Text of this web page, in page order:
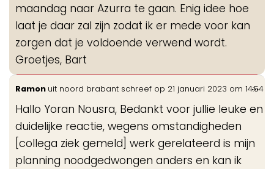
maandag naar Azurra te gaan. Enig idee hoe
laat je daar zal zijn zodat ik er mede voor kan
zorgen dat je voldoende verwend wordt.
Groetjes, Bart
Ramon uit noord brabant schreef op 21 januari 2023 om 14:54
Hallo Yoran Nousra, Bedankt voor jullie leuke en
duidelijke reactie, wegens omstandigheden
[collega ziek gemeld] werk gerelateerd is mijn
planning noodgedwongen anders en kan ik
...